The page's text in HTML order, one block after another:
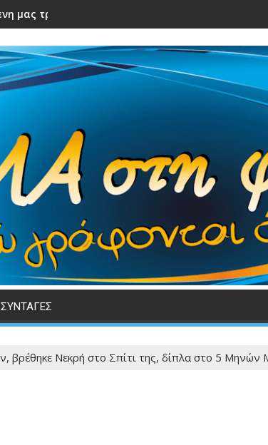
μας τραγουδιστρια! Καλο ταξιδι αγαπημενη
ΣΥΝΤΑΓΕΣ
βρέθηκε Νεκρή στο Σπίτι της, δίπλα στο 5 Μηνών